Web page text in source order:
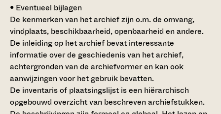
• Eventueel bijlagen
De kenmerken van het archief zijn o.m. de omvang,
vindplaats, beschikbaarheid, openbaarheid en andere.
De inleiding op het archief bevat interessante
informatie over de geschiedenis van het archief,
achtergronden van de archiefvormer en kan ook
aanwijzingen voor het gebruik bevatten.
De inventaris of plaatsingslijst is een hiërarchisch
opgebouwd overzicht van beschreven archiefstukken.